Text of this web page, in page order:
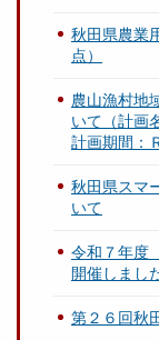
秋田県農業
点）
農山漁村地
いて（計画
計画期間：
秋田県スマ
いて
令和７年度
開催しまし
第２６回秋